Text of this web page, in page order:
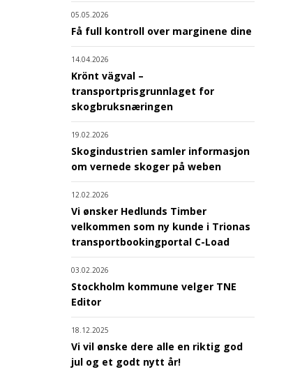
05.05.2026
Få full kontroll over marginene dine
14.04.2026
Krönt vägval –
transportprisgrunnlaget for
skogbruksnæringen
19.02.2026
Skogindustrien samler informasjon
om vernede skoger på weben
12.02.2026
Vi ønsker Hedlunds Timber
velkommen som ny kunde i Trionas
transportbookingportal C-Load
03.02.2026
Stockholm kommune velger TNE
Editor
18.12.2025
Vi vil ønske dere alle en riktig god
jul og et godt nytt år!